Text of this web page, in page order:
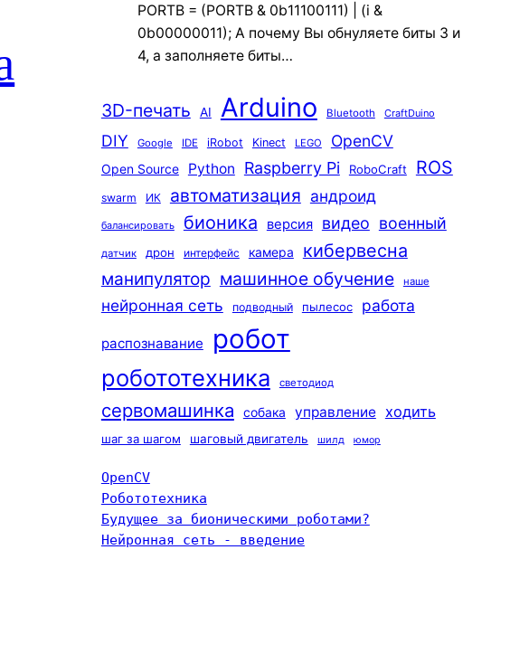
PORTB = (PORTB & 0b11100111) | (i &
0b00000011); А почему Вы обнуляете биты 3 и
4, а заполняете биты…
3D-печать AI Arduino Bluetooth CraftDuino
DIY Google IDE iRobot Kinect LEGO OpenCV
Open Source Python Raspberry Pi RoboCraft ROS
swarm ИК автоматизация андроид
балансировать бионика версия видео военный
датчик дрон интерфейс камера кибервесна
манипулятор машинное обучение наше
нейронная сеть подводный пылесос работа
распознавание робот
робототехника светодиод
сервомашинка собака управление ходить
шаг за шагом шаговый двигатель шилд юмор
OpenCV
Робототехника
Будущее за бионическими роботами?
Нейронная сеть - введение